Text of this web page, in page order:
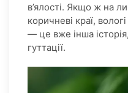
в’ялості. Якщо ж на
коричневі краї,
— це вже інша
гуттації.